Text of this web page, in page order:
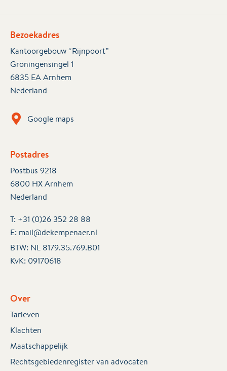
Bezoekadres
Kantoorgebouw “Rijnpoort”
Groningensingel 1
6835 EA Arnhem
Nederland
Google maps
Postadres
Postbus 9218
6800 HX Arnhem
Nederland
T: +31 (0)26 352 28 88
E: mail@dekempenaer.nl
BTW: NL 8179.35.769.B01
KvK: 09170618
Over
Tarieven
Klachten
Maatschappelijk
Rechtsgebiedenregister van advocaten